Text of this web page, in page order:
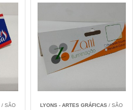
/ SÃO
LYONS - ARTES GRÁFICAS / SÃO